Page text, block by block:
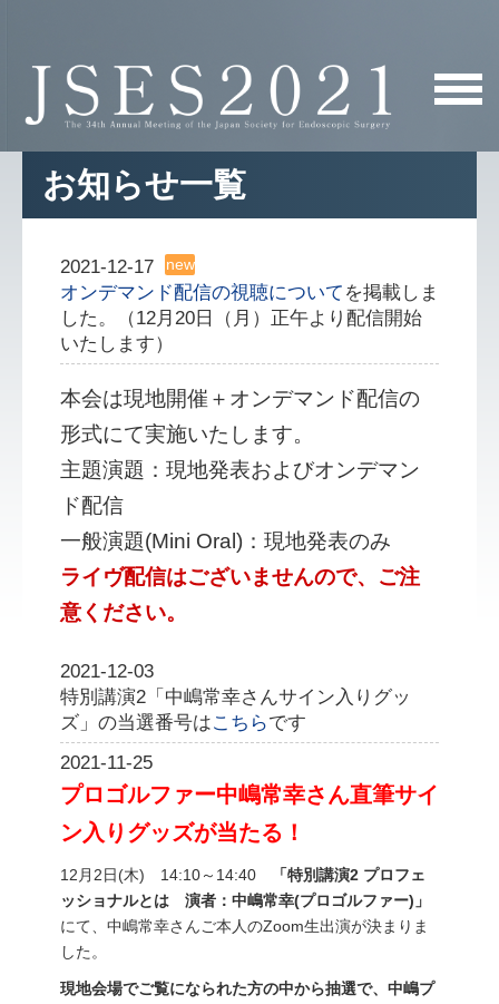
お知らせ一覧
2021-12-17
オンデマンド配信の視聴について を掲載しま
した。（12月20日（月）正午より配信開始
いたします）
本会は現地開催＋オンデマンド配信の
形式にて実施いたします。
主題演題：現地発表およびオンデマン
ド配信
一般演題(Mini Oral)：現地発表のみ
ライヴ配信はございませんので、ご注
意ください。
2021-12-03
特別講演2「中嶋常幸さんサイン入りグッ
ズ」の当選番号はこちらです
2021-11-25
プロゴルファー中嶋常幸さん直筆サイ
ン入りグッズが当たる！
12月2日(木) 14:10～14:40
「特別講演2 プロフェ
ッショナルとは 演者：中嶋常幸(プロゴルファー)」
にて、中嶋常幸さんご本人のZoom生出演が決まりま
した。
現地会場でご覧になられた方の中から抽選で、中嶋プ